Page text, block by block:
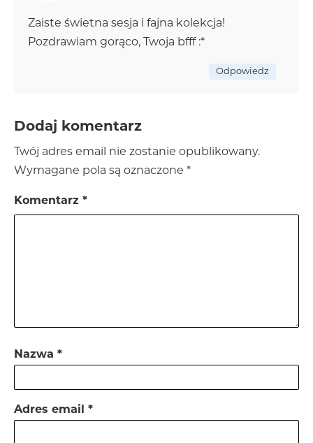
Zaiste świetna sesja i fajna kolekcja!
Pozdrawiam gorąco, Twoja bfff :*
Odpowiedz
Dodaj komentarz
Twój adres email nie zostanie opublikowany.
Wymagane pola są oznaczone *
Komentarz *
Nazwa *
Adres email *